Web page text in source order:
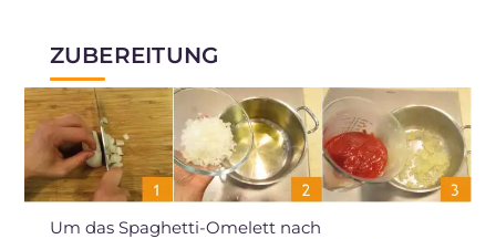
ZUBEREITUNG
Um das Spaghetti-Omelett nach